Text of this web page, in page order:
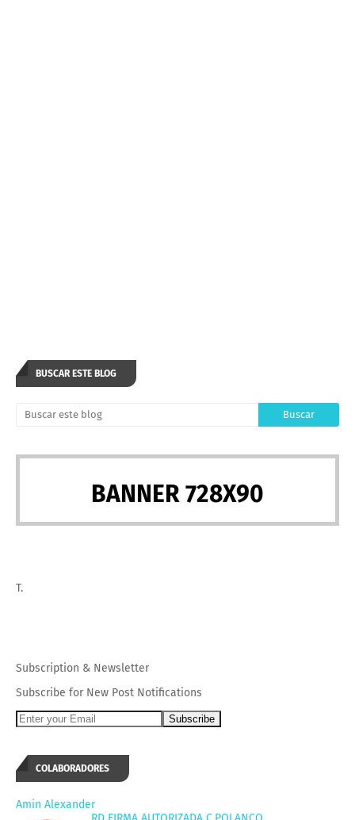
BUSCAR ESTE BLOG
BANNER 728X90
T.
Subscription & Newsletter
Subscribe for New Post Notifications
COLABORADORES
Amin Alexander